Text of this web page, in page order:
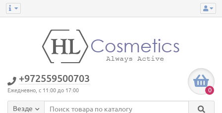
+972559500703
Ежедневно, с 11:00 до 17:00 0
Везде